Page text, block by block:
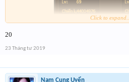
Click to expand...
20
23 Tháng tư 2019
Nam Cung Uyển